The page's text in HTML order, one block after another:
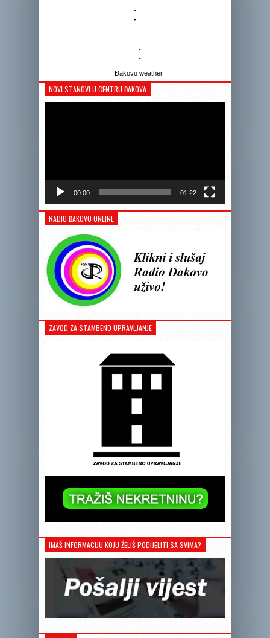
-
-
-
-
Đakovo weather
NOVI STANOVI U CENTRU ĐAKOVA
00:00 01:22
RADIO ĐAKOVO ONLINE
ZAVOD ZA STAMBENO UPRAVLJANJE
IMAŠ INFORMACIJU KOJU ŽELIŠ PODIJELITI SA SVIMA?